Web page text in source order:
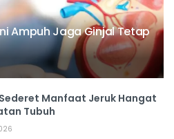
Ampuh Jaga Ginjal Tetap
Manfaat Jeruk Hangat
Tubuh